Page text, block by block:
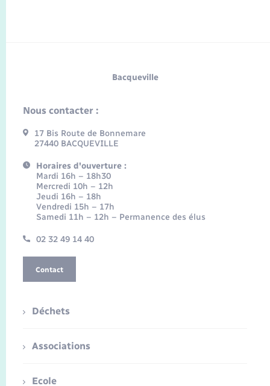
Bacqueville
Nous contacter :
17 Bis Route de Bonnemare
27440 BACQUEVILLE
Horaires d'ouverture :
Mardi 16h – 18h30
Mercredi 10h – 12h
Jeudi 16h – 18h
Vendredi 15h – 17h
Samedi 11h – 12h – Permanence des élus
02 32 49 14 40
Contact
Déchets
Associations
Ecole